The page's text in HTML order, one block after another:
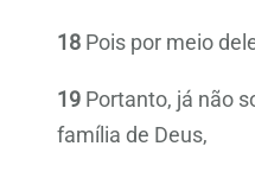
18 Pois por meio
19 Portanto, já não
família de Deus,